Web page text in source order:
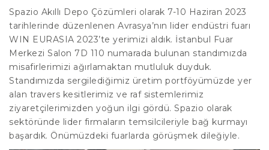
Spazio Akıllı Depo Çözümleri olarak 7-10 Haziran 2023
tarihlerinde düzenlenen Avrasya’nın lider endüstri fuarı
WIN EURASIA 2023’te yerimizi aldık. İstanbul Fuar
Merkezi Salon 7D 110 numarada bulunan standımızda
misafirlerimizi ağırlamaktan mutluluk duyduk.
Standımızda sergilediğimiz üretim portföyümüzde yer
alan travers kesitlerimiz ve raf sistemlerimiz
ziyaretçilerimizden yoğun ilgi gördü. Spazio olarak
sektöründe lider firmaların temsilcileriyle bağ kurmayı
başardık. Önümüzdeki fuarlarda görüşmek dileğiyle.